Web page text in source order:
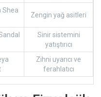
Shea
Zengin yağ asitleri
Sinir sistemini
yatıştırıcı
Zihni uyarıcı ve
ferahlatıcı